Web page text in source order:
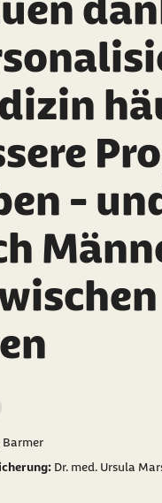
-
als
Barmer
Dr. med. Ursula